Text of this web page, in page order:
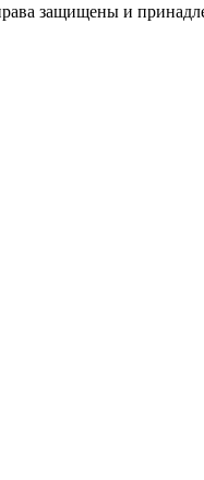
защищены и